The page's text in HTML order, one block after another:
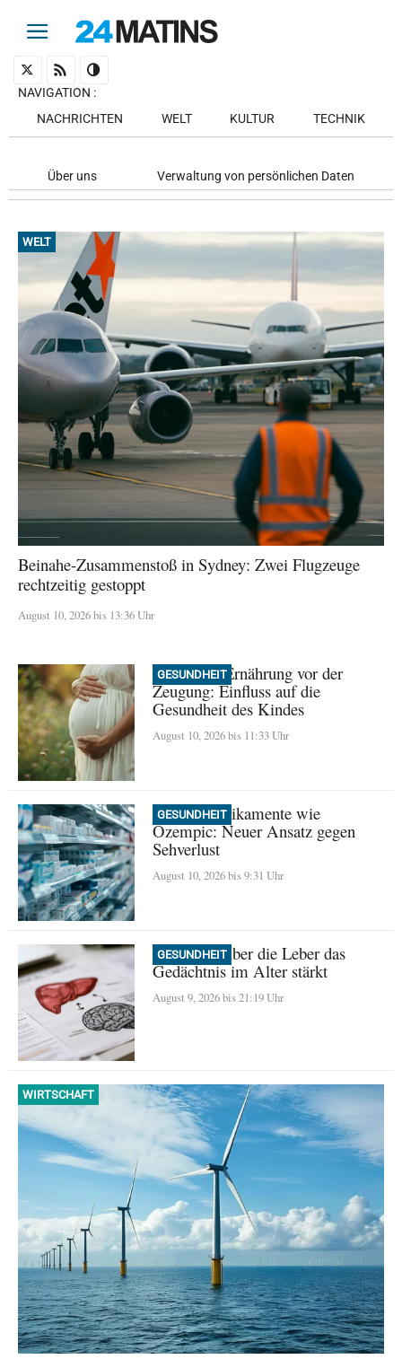
NAVIGATION :
NACHRICHTEN
WELT KULTUR TECHNIK
Über uns Verwaltung von persönlichen Daten
WELT
Beinahe-Zusammenstoß in Sydney: Zwei Flugzeuge
rechtzeitig gestoppt
August 10, 2026 bis 13:36 Uhr
GESUNDHEIT
Väterliche Ernährung vor der
Zeugung: Einfluss auf die
Gesundheit des Kindes
August 10, 2026 bis 11:33 Uhr
GESUNDHEIT
GLP-1 Medikamente wie
Ozempic: Neuer Ansatz gegen
Sehverlust
August 10, 2026 bis 9:31 Uhr
GESUNDHEIT
Wie Sport über die Leber das
Gedächtnis im Alter stärkt
August 9, 2026 bis 21:19 Uhr
WIRTSCHAFT